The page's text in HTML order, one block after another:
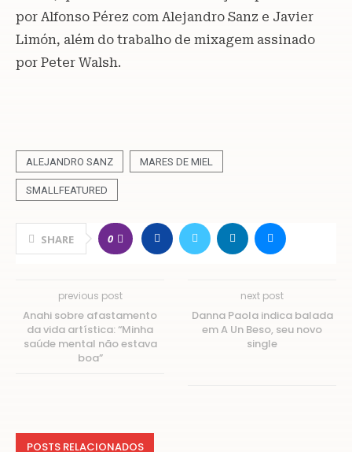
por Alfonso Pérez com Alejandro Sanz e Javier
Limón, além do trabalho de mixagem assinado
por Peter Walsh.
ALEJANDRO SANZ MARES DE MIEL
SMALLFEATURED
SHARE 0
previous post
Anahi sobre afastamento
da vida artística: “Minha
saúde mental não estava
boa”
next post
Danna Paola indica balada
em A Un Beso, seu novo
single
POSTS RELACIONADOS